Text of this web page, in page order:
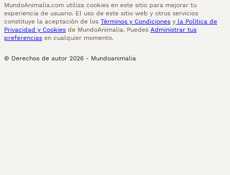
MundoAnimalia.com utiliza cookies en este sitio para mejorar tu
experiencia de usuario. El uso de este sitio web y otros servicios
constituye la aceptación de los Términos y Condiciones y la Política de
Privacidad y Cookies de MundoAnimalia. Puedes Administrar tus
preferencias en cualquier momento.
© Derechos de autor 2026 - Mundoanimalia